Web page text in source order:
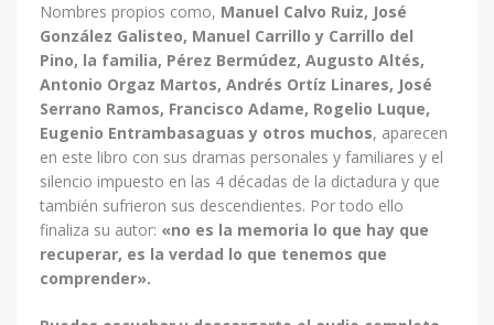
Nombres propios como, Manuel Calvo Ruiz, José
González Galisteo, Manuel Carrillo y Carrillo del
Pino, la familia, Pérez Bermúdez, Augusto Altés,
Antonio Orgaz Martos, Andrés Ortíz Linares, José
Serrano Ramos, Francisco Adame, Rogelio Luque,
Eugenio Entrambasaguas y otros muchos, aparecen
en este libro con sus dramas personales y familiares y el
silencio impuesto en las 4 décadas de la dictadura y que
también sufrieron sus descendientes. Por todo ello
finaliza su autor: «no es la memoria lo que hay que
recuperar, es la verdad lo que tenemos que
comprender».